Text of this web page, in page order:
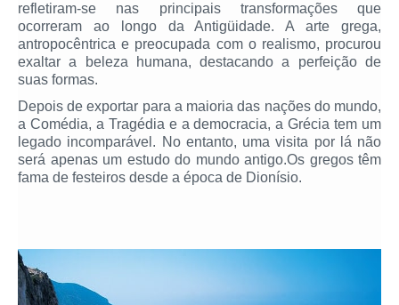
refletiram-se nas principais transformações que
ocorreram ao longo da Antigüidade. A arte grega,
antropocêntrica e preocupada com o realismo, procurou
exaltar a beleza humana, destacando a perfeição de
suas formas.
Depois de exportar para a maioria das nações do mundo,
a Comédia, a Tragédia e a democracia, a Grécia tem um
legado incomparável. No entanto, uma visita por lá não
será apenas um estudo do mundo antigo.Os gregos têm
fama de festeiros desde a época de Dionísio.